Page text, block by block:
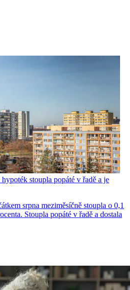
stoupla popáté v řadě a je
srpna meziměsíčně stoupla o 0,1
Stoupla popáté v řadě a dostala